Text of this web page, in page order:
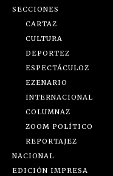
SECCIONES
CARTAZ
CULTURA
DEPORTEZ
ESPECTÁCULOZ
EZENARIO
INTERNACIONAL
COLUMNAZ
ZOOM POLÍTICO
REPORTAJEZ
NACIONAL
EDICIÓN IMPRESA